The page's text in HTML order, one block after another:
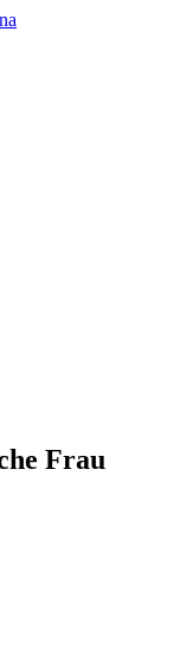
Frau